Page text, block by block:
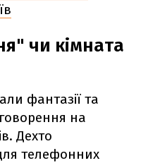
чи кімната
фантазії та
на
Дехто
телефонних